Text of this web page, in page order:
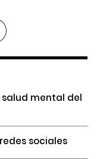
mental del
sociales